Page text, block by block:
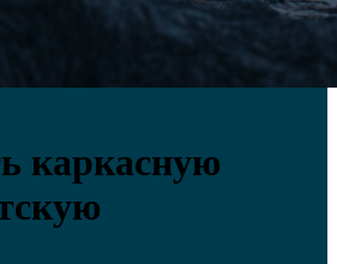
каркасную